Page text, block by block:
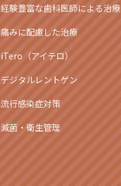
経験豊富な歯科医師による治療
痛みに配慮した治療
iTero（アイテロ）
デジタルレントゲン
流行感染症対策
滅菌・衛生管理